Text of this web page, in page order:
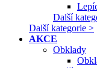
Další
Další kategorie >
AKCE
Obklady